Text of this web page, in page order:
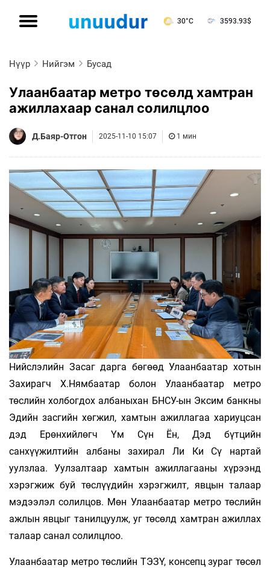
30°C 3593.93$
Нүүр Нийгэм Бусад
Улаанбаатар метро төсөлд хамтран
ажиллахаар санал солилцлоо
Д.Баяр-Отгон 2025-11-10 15:07 1 мин
Нийслэлийн Засаг дарга бөгөөд Улаанбаатар хотын
Захирагч Х.Нямбаатар болон Улаанбаатар метро
төслийн холбогдох албаныхан БНСУ-ын Эксим банкны
Эдийн засгийн хөгжил, хамтын ажиллагаа хариуцсан
дэд Ерөнхийлөгч Үм Сүн Ён, Дэд бүтцийн
санхүүжилтийн албаны захирал Ли Ки Сү нартай
уулзлаа. Уулзалтаар хамтын ажиллагааны хүрээнд
хэрэгжиж буй төслүүдийн хэрэгжилт, явцын талаар
мэдээлэл солилцов. Мөн Улаанбаатар метро төслийн
ажлын явцыг танилцуулж, уг төсөлд хамтран ажиллах
талаар санал солилцлоо.
Улаанбаатар метро төслийн ТЭЗҮ, консепц зураг төсөл